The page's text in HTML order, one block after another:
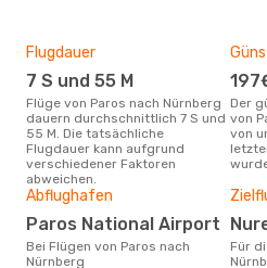
Flugdauer
7 S und 55 M
Flüge von Paros nach Nürnberg
dauern durchschnittlich 7 S und
55 M. Die tatsächliche
Flugdauer kann aufgrund
verschiedener Faktoren
abweichen.
Der günstigste einfache Flug
von
von
Abflughafen
Paros National Airport
Bei Flügen von Paros nach
Nürnberg
Für die Strecke von Paros nach